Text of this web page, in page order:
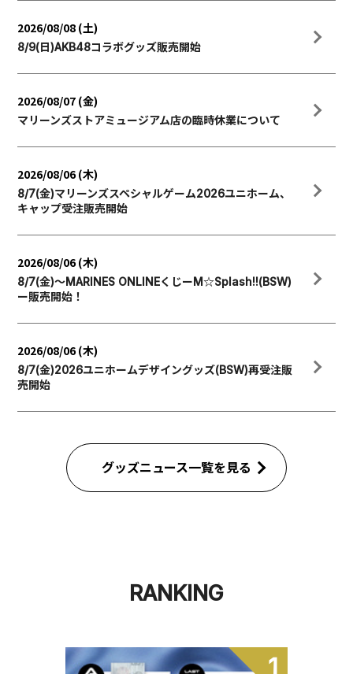
2026/08/08 (土)
8/9(日)AKB48コラボグッズ販売開始
2026/08/07 (金)
マリーンズストアミュージアム店の臨時休業について
2026/08/06 (木)
8/7(金)マリーンズスペシャルゲーム2026ユニホーム、
キャップ受注販売開始
2026/08/06 (木)
8/7(金)～MARINES ONLINEくじーM☆Splash!!(BSW)
ー販売開始！
2026/08/06 (木)
8/7(金)2026ユニホームデザイングッズ(BSW)再受注販
売開始
グッズニュース一覧を見る
RANKING
1